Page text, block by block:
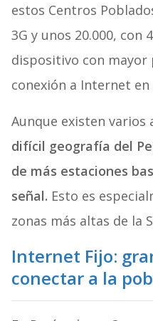
estos Centros
3G y unos 20.000, con
dispositivo con mayor
conexión a Internet
Aunque existen varios
difícil geografía del
de más estaciones
señal. Esto es
zonas más altas de la
Internet Fijo:
conectar a la